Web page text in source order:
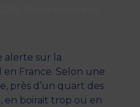
alerte sur la
en France. Selon une
près d’un quart des
en boirait trop ou en